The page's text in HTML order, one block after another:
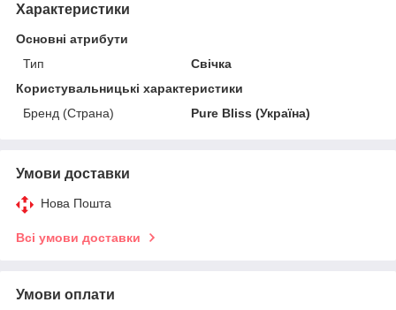
Характеристики
Основні атрибути
Тип
Свічка
Користувальницькі характеристики
Бренд (Страна)
Pure Bliss (Україна)
Умови доставки
Нова Пошта
Всі умови доставки
Умови оплати